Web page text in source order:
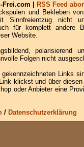
Frei.com |
RSS Feed
und Bekleben
Sinnfreientzug nicht
für komplett andere
Website.
polarisierend
Folgen nicht
Links
klickst und über
oder Anbieter eine
/ Datenschutzerklärung